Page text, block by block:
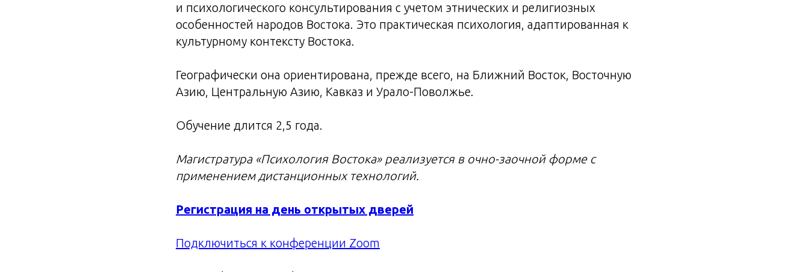
и психологического консультирования с учетом этнических и религиозных
особенностей народов Востока. Это практическая психология, адаптированная к
культурному контексту Востока.
Географически она ориентирована, прежде всего, на Ближний Восток, Восточную
Азию, Центральную Азию, Кавказ и Урало-Поволжье.
Обучение длится 2,5 года.
Магистратура «Психология Востока» реализуется в очно-заочной форме с
применением дистанционных технологий.
Регистрация на день открытых дверей
Подключиться к конференции Zoom